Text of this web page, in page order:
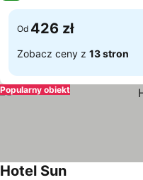
Od 426 zł
Zobacz ceny z 13 stron
Popularny obiekt
Hotel Sun